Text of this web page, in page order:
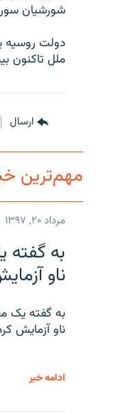
شورشیان
دولت روسیه
ملل تاکنون بیش از ۹۳ هزار نفر
ارسال
مهم‌ترین
مرداد ۲۰, ۱۳۹۷
به گفته
ناو
به گفته یک
ناو آزمایش
ادامه خبر